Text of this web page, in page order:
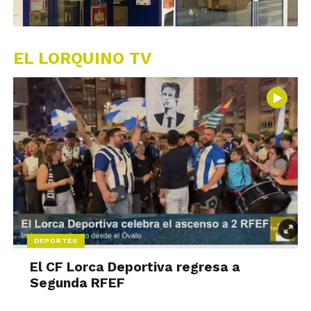
EL LORQUINO TV
DEPORTES
El CF Lorca Deportiva regresa a
Segunda RFEF